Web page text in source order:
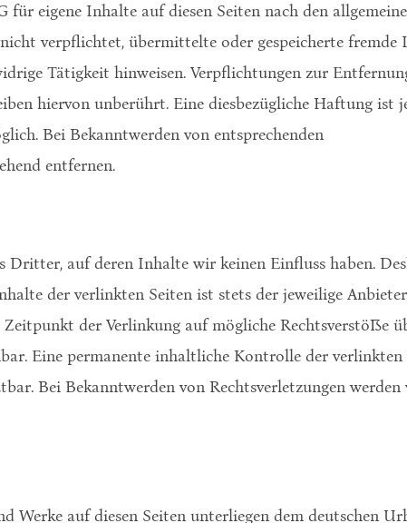
eigene Inhalte auf diesen Seiten nach den
verpflichtet, übermittelte oder gespeicherte
Tätigkeit hinweisen. Verpflichtungen zur
hiervon unberührt. Eine diesbezügliche Haftung ist
Bei Bekanntwerden von entsprechenden
entfernen.
Dritter, auf deren Inhalte wir keinen Einfluss haben.
der verlinkten Seiten ist stets der jeweilige
der Verlinkung auf mögliche Rechtsverstöße
Eine permanente inhaltliche Kontrolle der
Bei Bekanntwerden von Rechtsverletzungen
auf diesen Seiten unterliegen dem deutschen